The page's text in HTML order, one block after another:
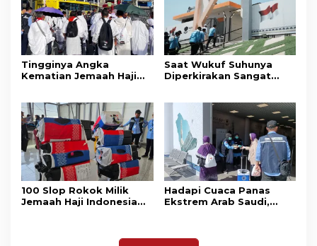
Tingginya Angka
Kematian Jemaah Haji
Kemenkes
Saat Wukuf Suhunya
Diperkirakan Sangat
100 Slop Rokok Milik
Jemaah Haji Indonesia
Hadapi Cuaca Panas
Ekstrem Arab Saudi,